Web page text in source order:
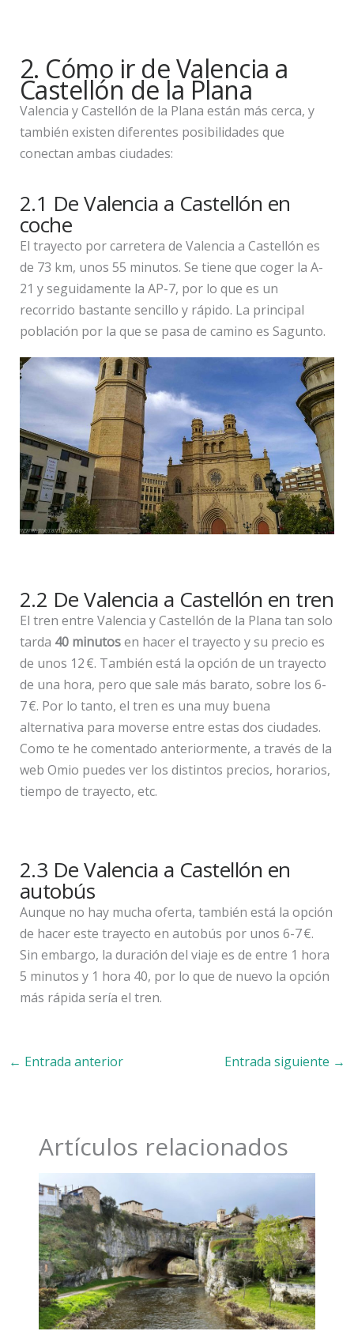
2. Cómo ir de Valencia a
Castellón de la Plana
Valencia y Castellón de la Plana están más cerca, y
también existen diferentes posibilidades que
conectan ambas ciudades:
2.1 De Valencia a Castellón en
coche
El trayecto por carretera de Valencia a Castellón es
de 73 km, unos 55 minutos. Se tiene que coger la A-
21 y seguidamente la AP-7, por lo que es un
recorrido bastante sencillo y rápido. La principal
población por la que se pasa de camino es Sagunto.
2.2 De Valencia a Castellón en tren
El tren entre Valencia y Castellón de la Plana tan solo
tarda 40 minutosen hacer el trayecto y su precio es
de unos 12 €. También está la opción de un trayecto
de una hora, pero que sale más barato, sobre los 6-
7 €. Por lo tanto, el tren es una muy buena
alternativa para moverse entre estas dos ciudades.
Como te he comentado anteriormente, a través de la
web Omio puedes ver los distintos precios, horarios,
tiempo de trayecto, etc.
2.3 De Valencia a Castellón en
autobús
Aunque no hay mucha oferta, también está la opción
de hacer este trayecto en autobús por unos 6-7 €.
Sin embargo, la duración del viaje es de entre 1 hora
5 minutos y 1 hora 40, por lo que de nuevo la opción
más rápida sería el tren.
← Entrada anterior Entrada siguiente →
Artículos relacionados